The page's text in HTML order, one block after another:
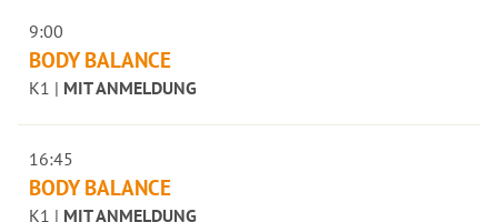
9:00
BODY BALANCE
K1 | MIT ANMELDUNG
16:45
BODY BALANCE
K1 | MIT ANMELDUNG